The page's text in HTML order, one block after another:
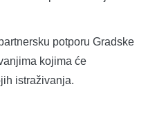
potporu Gradske
kojima će
istraživanja.